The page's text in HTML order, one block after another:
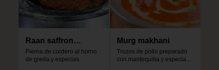
Raan saffron
special
Pierna de cordero al horno
de greda y especias.
Murg makhani
Trozos de pollo preparado
con mantequilla y especias,